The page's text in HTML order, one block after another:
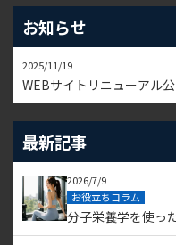
お知らせ
2025/11/19
WEBサイトリニューアル
最新記事
2026/7/9
お役立ちコラム
分子栄養学を使っ